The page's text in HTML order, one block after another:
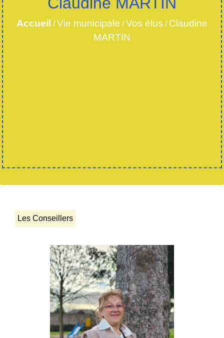
Accueil /Vie municipale /Vos élus / Claudine
MARTIN
Les Conseillers